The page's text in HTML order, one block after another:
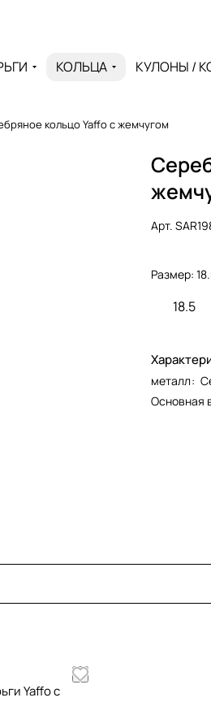
КОЛЬЦА КУЛОНЫ /
кольцо Yaffo с жемчугом
Арт.
Размер:
18.5
металл:
Основная
Yaffo с